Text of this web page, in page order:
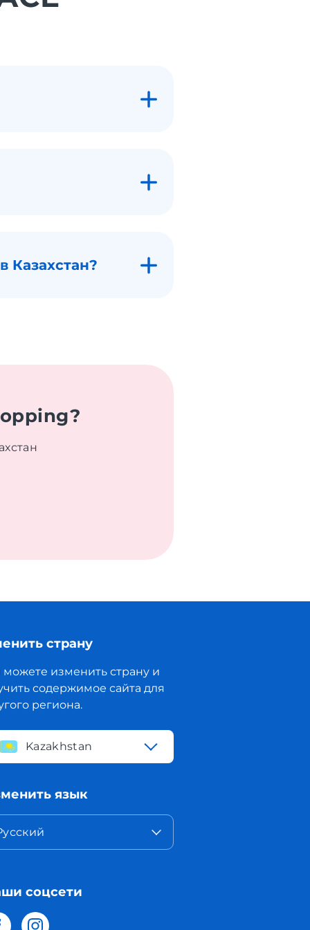
Казахстан?
страну
изменить страну и
содержимое сайта для
региона.
Kazakhstan
язык
соцсети